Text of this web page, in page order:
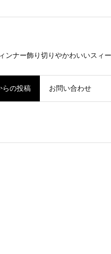
ナー飾り切りやかわいいスィ
らの投稿 お問い合わせ